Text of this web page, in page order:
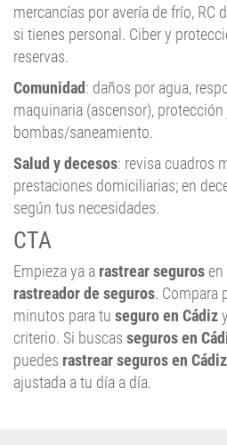
mercancías por avería de frío, RC
si tienes personal. Ciber y
reservas.
Comunidad: daños por agua,
maquinaria (ascensor),
bombas/saneamiento.
Salud y decesos: revisa cuadros
prestaciones domiciliarias; en
según tus necesidades.
CTA
Empieza ya a rastrear seguros
rastreador de seguros. Compara
minutos para tu seguro en Cádiz
criterio. Si buscas seguros en
puedes rastrear seguros en Cádiz
ajustada a tu día a día.